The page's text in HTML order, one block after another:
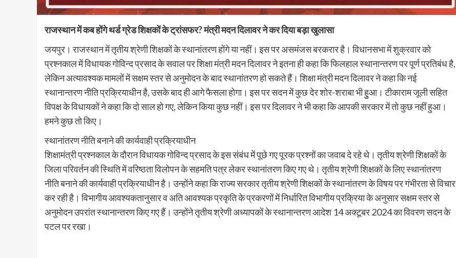
राजस्थान में कब होंगे थर्ड ग्रेड शिक्षकों के ट्रांसफर? मंत्री मदन दिलावर ने कर दिया बड़ा खुलासा
जयपुर। राजस्थान में तृतीय श्रेणी शिक्षकों के स्थानांतरण होंगे या नहीं। इस पर असमंजस बरकरार है। विधानसभा में शुक्रवार को
प्रश्नकाल में विधायक गोविन्द प्रसाद के सवाल पर शिक्षा मंत्री मदन दिलावर ने इतना ही कहा कि फिलहाल स्थानान्तरण पर पूर्ण प्रतिबंध है,
लेकिन अत्यावश्यक मामलों में सक्षम स्तर से अनुमोदन के बाद स्थानांतरण हो सकते हैं। शिक्षा मंत्री मदन दिलावर ने कहा कि नई
स्थानान्तरण नीति प्रक्रियाधीन है, उसके बाद ही आगे फैसला होगा। इस पर सदन में कुछ देर शोर-शराबा भी हुुआ। टीकाराम जूली सहित
विपक्ष के विधायकों ने कहा कि दो साल हो गए, लेकिन किया कुछ नहीं। इस पर दिलावर ने भी कहा कि आपकी सरकार में तो कुछ नहीं हुआ।
हमने कुछ तो किए।
स्थानांतरण नीति बनाने की कार्यवाही प्रक्रियाधीन
शिक्षामंत्री प्रश्नकाल के दौरान विधायक गोविन्द प्रसाद के इस संबंध में पूछे गए पूरक प्रश्नों का जवाब दे रहे थे। तृतीय श्रेणी शिक्षकों के
जिला परिवर्तन की स्थिति में वरिष्ठता विलोपन के सहमति पत्र लेकर स्थानांतरण किए गए थे। तृतीय श्रेणी शिक्षकों के लिए स्थानांतरण
नीति बनाने की कार्यवाही प्रक्रियाधीन है। उन्होंने कहा कि राज्य सरकार तृतीय श्रेणी शिक्षकों के स्थानांतरण के विषय पर गंभीरता से विचार
कर रही है। विभागीय आवश्यकतानुसार व अति आवश्यक प्रकृति के प्रकरणों में निर्धारित विभागीय प्रक्रिया के अनुसार सक्षम स्तर से
अनुमोदन उपरांत स्थानान्तरण किए गए हैं। उन्होंने तृतीय श्रेणी अध्यापकों के स्थानान्तरण आदेश 14 अक्टूबर 2024 का विवरण सदन के
पटल पर रखा।